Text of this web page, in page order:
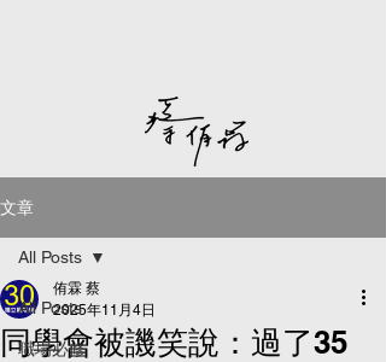
文章
All Posts
職場必修
All Posts
同學會被譏笑說：過了35
侑霖 蔡
2025年11月4日